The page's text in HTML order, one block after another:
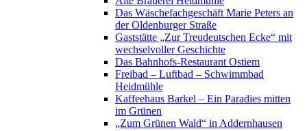
Das Wäschefachgeschäft Marie Peters an
der Oldenburger Straße
Gaststätte „Zur Treudeutschen Ecke“ mit
wechselvoller Geschichte
Das Bahnhofs-Restaurant Ostiem
Freibad – Luftbad – Schwimmbad
Heidmühle
Kaffeehaus Barkel – Ein Paradies mitten
im Grünen
„Zum Grünen Wald“ in Addernhausen